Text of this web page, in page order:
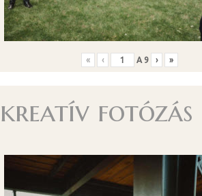
« ‹ A 9 › »
kreatív fotózás